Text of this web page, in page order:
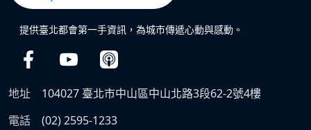
提供臺北都會第一手資訊，為城市傳遞心動與感動。
地址
104027 臺北市中山區中山北路3段62-2號4樓
電話
(02) 2595-1233